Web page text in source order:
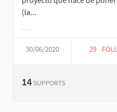
(la...
30/06/2020 29
14 SUPPORTS